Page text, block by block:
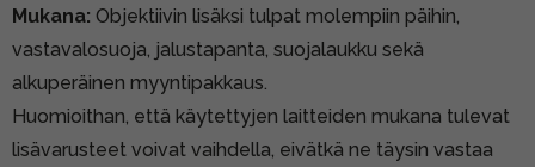
Mukana: Objektiivin lisäksi tulpat molempiin päihin,
vastavalosuoja, jalustapanta, suojalaukku sekä
alkuperäinen myyntipakkaus.
Huomioithan, että käytettyjen laitteiden mukana tulevat
lisävarusteet voivat vaihdella, eivätkä ne täysin vastaa